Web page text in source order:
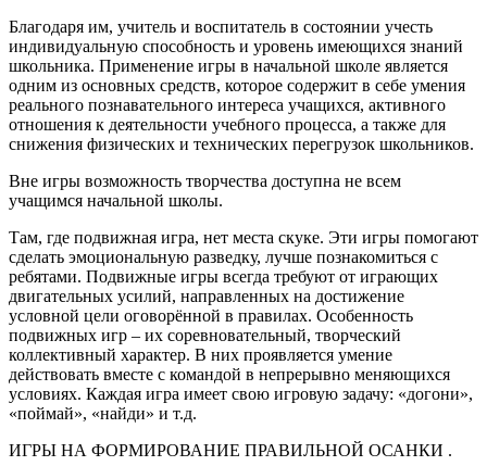
Благодаря им, учитель и воспитатель в состоянии учесть
индивидуальную способность и уровень имеющихся знаний
школьника. Применение игры в начальной школе является
одним из основных средств, которое содержит в себе умения
реального познавательного интереса учащихся, активного
отношения к деятельности учебного процесса, а также для
снижения физических и технических перегрузок школьников.
Вне игры возможность творчества доступна не всем
учащимся начальной школы.
Там, где подвижная игра, нет места скуке. Эти игры помогают
сделать эмоциональную разведку, лучше познакомиться с
ребятами. Подвижные игры всегда требуют от играющих
двигательных усилий, направленных на достижение
условной цели оговорённой в правилах. Особенность
подвижных игр – их соревновательный, творческий
коллективный характер. В них проявляется умение
действовать вместе с командой в непрерывно меняющихся
условиях. Каждая игра имеет свою игровую задачу: «догони»,
«поймай», «найди» и т.д.
ИГРЫ НА ФОРМИРОВАНИЕ ПРАВИЛЬНОЙ ОСАНКИ .